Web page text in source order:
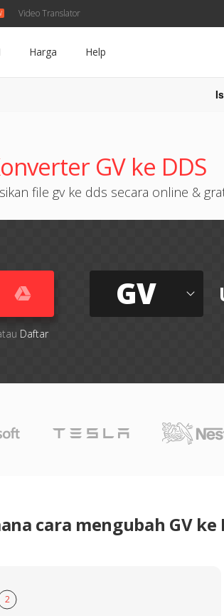
Video Translator
Harga Help
GV ke DDS
file gv ke dds secara online &
Daftar
GV
cara mengubah GV ke
2